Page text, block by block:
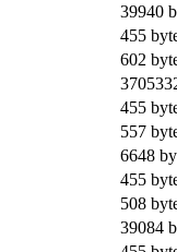
39940
455
602
455
557
6648
455
508
39084